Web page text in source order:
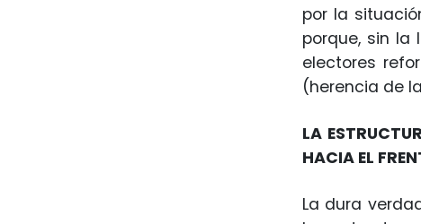
por la
porque, sin la
electores
(herencia de
LA
HACIA EL
La dura